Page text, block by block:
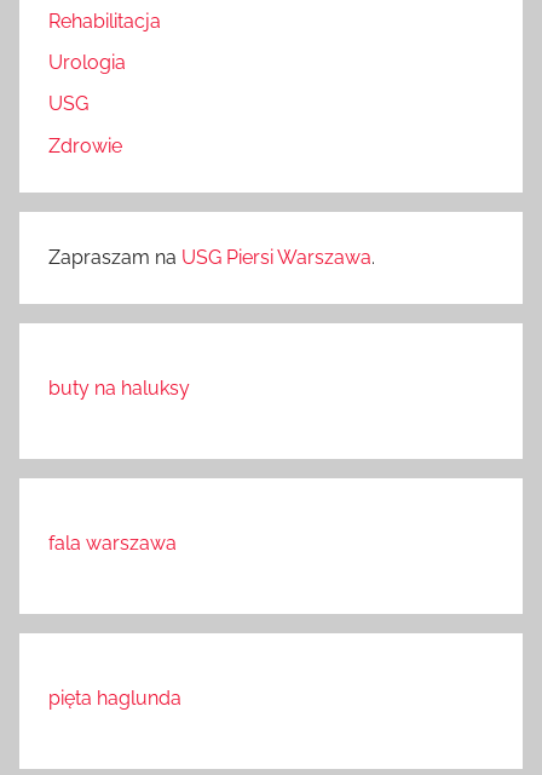
Rehabilitacja
Urologia
USG
Zdrowie
Zapraszam na USG Piersi Warszawa.
buty na haluksy
fala warszawa
pięta haglunda